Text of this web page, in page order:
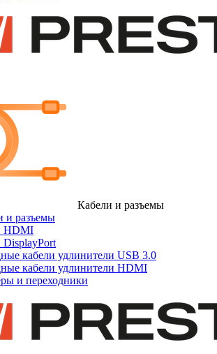
Кабели и разъемы
и разъемы
HDMI
DisplayPort
кабели удлинители USB 3.0
кабели удлинители HDMI
и переходники